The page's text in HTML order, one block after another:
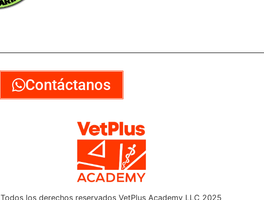
Contáctanos
Todos los derechos reservados VetPlus Academy LLC 2025